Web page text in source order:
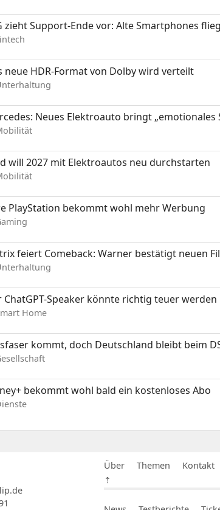
zieht Support-Ende vor: Alte Smartphones
neue HDR-Format von Dolby wird verteilt
Neues Elektroauto bringt „emotionales
will 2027 mit Elektroautos neu durchstarten
PlayStation bekommt wohl mehr Werbung
feiert Comeback: Warner bestätigt neuen
ChatGPT-Speaker könnte richtig teuer werden
Home
kommt, doch Deutschland bleibt beim
bekommt wohl bald ein kostenloses Abo
Über Themen Kontakt
⇡